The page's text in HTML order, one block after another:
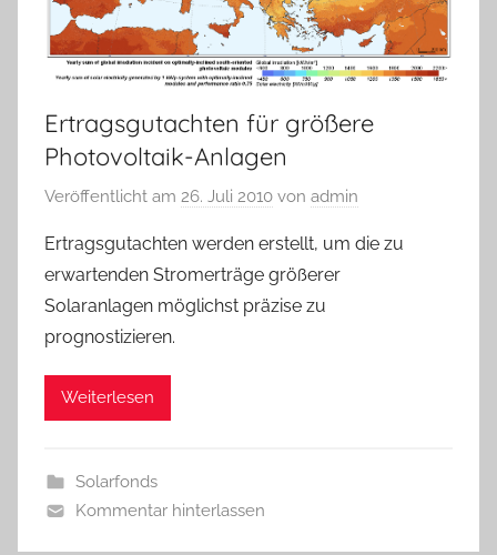
Ertragsgutachten für größere
Photovoltaik-Anlagen
Veröffentlicht am 26. Juli 2010 von admin
Ertragsgutachten werden erstellt, um die zu
erwartenden Stromerträge größerer
Solaranlagen möglichst präzise zu
prognostizieren.
Weiterlesen
Solarfonds
Kommentar hinterlassen